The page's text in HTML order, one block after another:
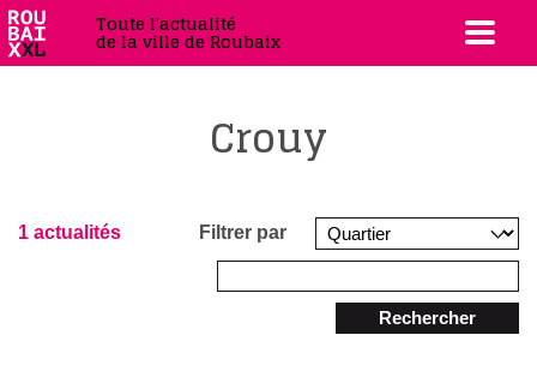
Toute l'actualité
de la ville de Roubaix
Crouy
1 actualités Filtrer par
Rechercher